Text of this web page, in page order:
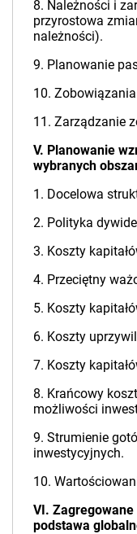
8. Należności i
przyrostowa
należności).
9. Planowanie
10.
11. Zarządzanie
V. Planowanie
wybranych
1. Docelowa
2. Polityka
3. Koszty
4. Przeciętny
5. Koszty
6. Koszty
7. Koszty
8. Krańcowy
możliwości
9. Strumienie
inwestycyjnych.
10.
VI.
podstawa